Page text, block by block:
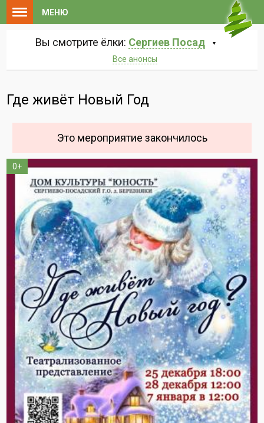
МЕНЮ
Вы смотрите ёлки: Сергиев Посад
Все анонсы
Где живёт Новый Год
Это мероприятие закончилось
0+